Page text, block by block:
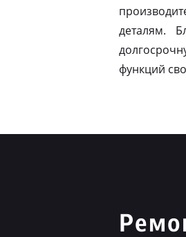
деталям.
функций